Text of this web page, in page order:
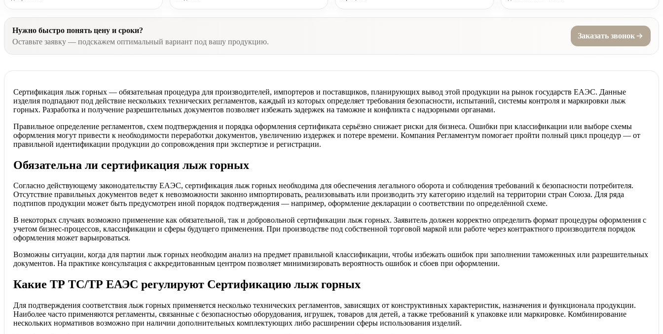
Нужно быстро понять цену и сроки?
Оставьте заявку — подскажем оптимальный вариант под вашу продукцию.
Заказать звонок
Сертификация лыж горных — обязательная процедура для производителей, импортеров и поставщиков, планирующих вывод этой продукции на рынок государств ЕАЭС. Данные
изделия подпадают под действие нескольких технических регламентов, каждый из которых определяет требования безопасности, испытаний, системы контроля и маркировки лыж
горных. Разработка и получение разрешительных документов позволяет избежать задержек на таможне и конфликта с надзорными органами.
Правильное определение регламентов, схем подтверждения и порядка оформления сертификата серьёзно снижает риски для бизнеса. Ошибки при классификации или выборе схемы
оформления могут привести к необходимости переработки документов, увеличению издержек и потере времени. Компания Регламентум помогает пройти полный цикл процедур — от
правильной идентификации продукции до сопровождения при экспертизе и регистрации.
Обязательна ли сертификация лыж горных
Согласно действующему законодательству ЕАЭС, сертификация лыж горных необходима для обеспечения легального оборота и соблюдения требований к безопасности потребителя.
Отсутствие правильных документов ведет к невозможности законно импортировать, реализовывать или производить эту категорию изделий на территории стран Союза. Для ряда
подтипов продукции может быть предусмотрен иной порядок подтверждения — например, оформление декларации о соответствии по определённой схеме.
В некоторых случаях возможно применение как обязательной, так и добровольной сертификации лыж горных. Заявитель должен корректно определить формат процедуры оформления с
учетом бизнес-процессов, классификации и сферы будущего применения. При производстве под собственной торговой маркой или работе через контрактного производителя порядок
оформления может варьироваться.
Возможны ситуации, когда для партии лыж горных необходим анализ на предмет правильной классификации, чтобы избежать ошибок при заполнении таможенных или разрешительных
документов. На практике консультация с аккредитованным центром позволяет минимизировать вероятность ошибок и сбоев при оформлении.
Какие ТР ТС/ТР ЕАЭС регулируют Сертификацию лыж горных
Для подтверждения соответствия лыж горных применяется несколько технических регламентов, зависящих от конструктивных характеристик, назначения и функционала продукции.
Наиболее часто применяются регламенты, связанные с безопасностью оборудования, игрушек, товаров для детей, а также требований к упаковке или маркировке. Комбинирование
нескольких нормативов возможно при наличии дополнительных комплектующих либо расширении сферы использования изделий.